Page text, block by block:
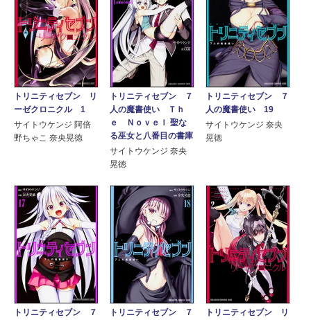
トリニティセブン リ
ーゼクロニクル 1
サイトウケンジ 阿倍
野ちゃこ 奈央晃徳
トリニティセブン ７
人の魔書使い Ｔｈ
ｅ Ｎｏｖｅｌ 聖な
る巫女と八番目の書庫
サイトウケンジ 奈央
晃徳
トリニティセブン ７
人の魔書使い 19
サイトウケンジ 奈央
晃徳
トリニティセブン ７
トリニティセブン ７
トリニティセブン リ